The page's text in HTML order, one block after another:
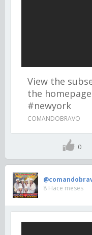
View the
the
#newyork
COMANDOBRAVO
0
8 Hace meses